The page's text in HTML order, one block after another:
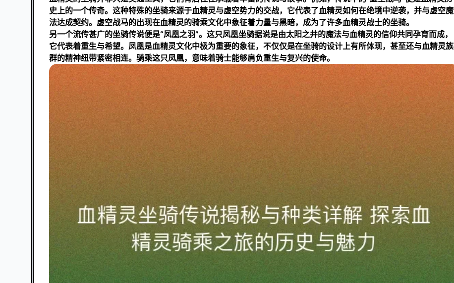
史上的一个传奇。这种特殊的坐骑来源于血精灵与虚空势力的交战，它代表了血精灵如何在绝境中逆袭，并与虚空魔
法达成契约。虚空战马的出现在血精灵的骑乘文化中象征着力量与黑暗，成为了许多血精灵战士的坐骑。
另一个流传甚广的坐骑传说便是“凤凰之羽”。这只凤凰坐骑据说是由太阳之井的魔法与血精灵的信仰共同孕育而成，
它代表着重生与希望。凤凰是血精灵文化中极为重要的象征，不仅仅是在坐骑的设计上有所体现，甚至还与血精灵族
群的精神纽带紧密相连。骑乘这只凤凰，意味着骑士能够肩负重生与复兴的使命。